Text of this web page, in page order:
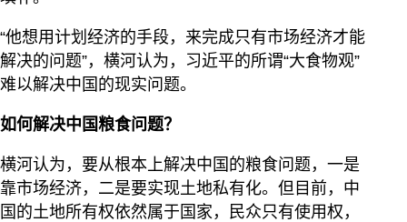
“他想用计划经济的手段，来完成只有市场经济才能
解决的问题”，横河认为，习近平的所谓“大食物观”
难以解决中国的现实问题。
如何解决中国粮食问题？
横河认为，要从根本上解决中国的粮食问题，一是
靠市场经济，二是要实现土地私有化。但目前，中
国的土地所有权依然属于国家，民众只有使用权，